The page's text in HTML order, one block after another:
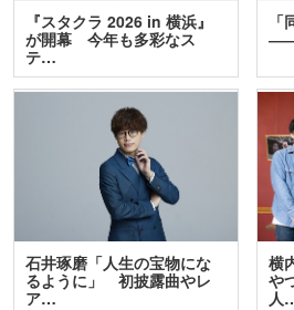
『スタクラ 2026 in 横浜』
が開幕 今年も多彩なス
テ…
石井琢磨「人生の宝物にな
るように」 初披露曲やレ
ア…
横
や
人